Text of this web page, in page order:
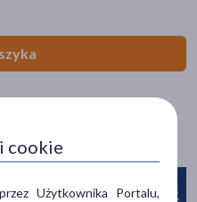
cookie
Użytkownika Portalu,